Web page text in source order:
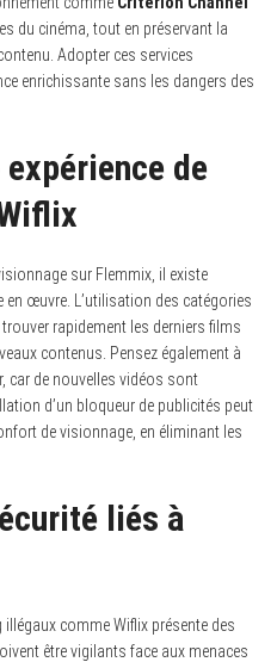
du cinéma, tout en préservant la
Adopter ces services
enrichissante sans les dangers des
de
sur Flemmix, il existe
œuvre. L’utilisation des catégories
rapidement les derniers films
contenus. Pensez également à
car de nouvelles vidéos sont
d’un bloqueur de publicités peut
de visionnage, en éliminant les
liés à
comme Wiflix présente des
être vigilants face aux menaces